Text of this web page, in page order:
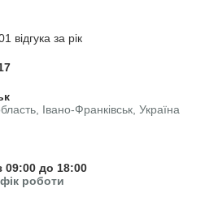
відгука за рік
Івано-Франківськ, Україна
09:00 до 18:00
роботи